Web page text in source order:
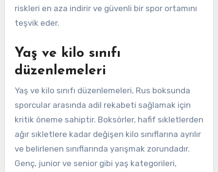
riskleri en aza indirir ve güvenli bir spor ortamını
teşvik eder.
Yaş ve kilo sınıfı
düzenlemeleri
Yaş ve kilo sınıfı düzenlemeleri, Rus boksunda
sporcular arasında adil rekabeti sağlamak için
kritik öneme sahiptir. Boksörler, hafif sıkletlerden
ağır sıkletlere kadar değişen kilo sınıflarına ayrılır
ve belirlenen sınıflarında yarışmak zorundadır.
Genç, junior ve senior gibi yaş kategorileri,